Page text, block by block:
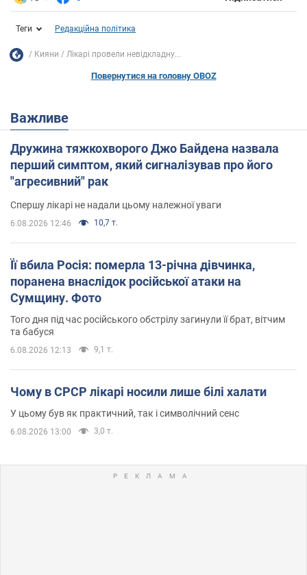
Теги Редакційна політика
Кияни Лікарі провели невідкладну...
Повернутися на головну OBOZ
Важливе
Дружина тяжкохворого Джо Байдена назвала
перший симптом, який сигналізував про його
"агресивний" рак
Спершу лікарі не надали цьому належної уваги
6.08.2026 12:46 10,7 т.
Її вбила Росія: померла 13-річна дівчинка,
поранена внаслідок російської атаки на
Сумщину. Фото
Того дня під час російського обстрілу загинули її брат, вітчим
та бабуся
6.08.2026 12:13 9,1 т.
Чому в СРСР лікарі носили лише білі халати
У цьому був як практичний, так і символічний сенс
6.08.2026 13:00 3,0 т.